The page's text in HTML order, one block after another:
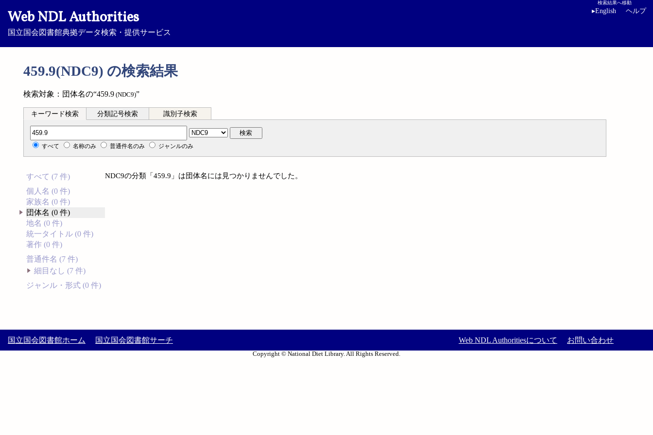
Web NDL Authorities
国立国会図書館典拠データ検索・提供サービス
検索結果へ移動
▸English ヘルプ
459.9(NDC9) の検索結果
検索対象：団体名の“459.9 (NDC9)”
キーワード検索 分類記号検索 識別子検索
分類記号検索 検索
すべて 名称のみ 普通件名のみ ジャンルのみ
すべて (7 件)
個人名 (0 件)
家族名 (0 件)
団体名 (0 件)
地名 (0 件)
統一タイトル (0 件)
著作 (0 件)
普通件名 (7 件)
細目なし (7 件)
ジャンル・形式 (0 件)
NDC9の分類「459.9」は団体名には見つかりませんでした。
国立国会図書館ホーム 国立国会図書館サーチ Web NDL Authoritiesについて お問い合わせ
Copyright © National Diet Library. All Rights Reserved.